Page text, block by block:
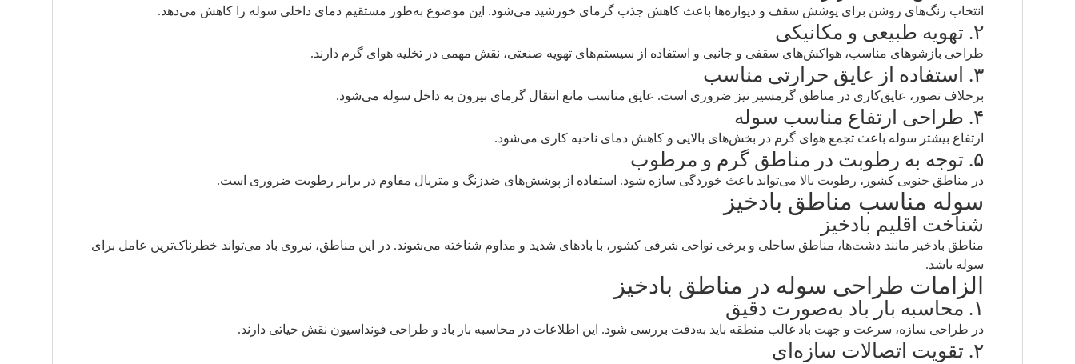
انتخاب رنگ‌های روشن برای پوشش سقف و دیواره‌ها باعث کاهش جذب گرمای خورشید می‌شود. این موضوع به‌طور مستقیم دمای داخلی سوله را کاهش می‌دهد.
۲. تهویه طبیعی و مکانیکی
طراحی بازشوهای مناسب، هواکش‌های سقفی و جانبی و استفاده از سیستم‌های تهویه صنعتی، نقش مهمی در تخلیه هوای گرم دارند.
۳. استفاده از عایق حرارتی مناسب
برخلاف تصور، عایق‌کاری در مناطق گرمسیر نیز ضروری است. عایق مناسب مانع انتقال گرمای بیرون به داخل سوله می‌شود.
۴. طراحی ارتفاع مناسب سوله
ارتفاع بیشتر سوله باعث تجمع هوای گرم در بخش‌های بالایی و کاهش دمای ناحیه کاری می‌شود.
۵. توجه به رطوبت در مناطق گرم و مرطوب
در مناطق جنوبی کشور، رطوبت بالا می‌تواند باعث خوردگی سازه شود. استفاده از پوشش‌های ضدزنگ و متریال مقاوم در برابر رطوبت ضروری است.
سوله مناسب مناطق بادخیز
شناخت اقلیم بادخیز
مناطق بادخیز مانند دشت‌ها، مناطق ساحلی و برخی نواحی شرقی کشور، با بادهای شدید و مداوم شناخته می‌شوند. در این مناطق، نیروی باد می‌تواند خطرناک‌ترین عامل برای
سوله باشد.
الزامات طراحی سوله در مناطق بادخیز
۱. محاسبه بار باد به‌صورت دقیق
در طراحی سازه، سرعت و جهت باد غالب منطقه باید به‌دقت بررسی شود. این اطلاعات در محاسبه بار باد و طراحی فونداسیون نقش حیاتی دارند.
۲. تقویت اتصالات سازه‌ای